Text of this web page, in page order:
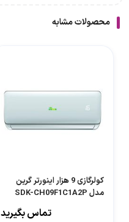
محصولات مشابه
کولرگازی 9 هزار اینورتر گرین
مدل SDK-CH09F1C1A2P
تماس بگیرید